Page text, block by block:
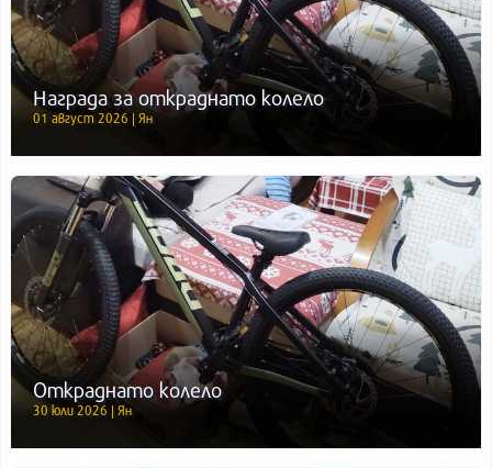
Награда за откраднато колело
01 август 2026 | Ян
Откраднато колело
30 юли 2026 | Ян